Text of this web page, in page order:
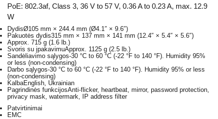
PoE: 802.3af, Class 3, 36 V to 57 V, 0.36 A to 0.23 A, max. 12.9
W
DydisØ105 mm × 244.4 mm (Ø4.1″ × 9.6″)
Pakuotės dydis315 mm × 137 mm × 141 mm (12.4″ × 5.4″ × 5.6″)
Approx. 715 g (1.6 lb.)
Svoris su įpakavimuApprox. 1125 g (2.5 lb.)
Sandėliavimo sąlygos-30 °C to 60 °C (-22 °F to 140 °F). Humidity 95%
or less (non-condensing)
Darbo sąlygos-30 °C to 60 °C (-22 °F to 140 °F). Humidity 95% or less
(non-condensing)
KalbaEnglish, Ukrainian
Pagrindinės funkcijosAnti-flicker, heartbeat, mirror, password protection,
privacy mask, watermark, IP address filter
Patvirtinimai
EMC